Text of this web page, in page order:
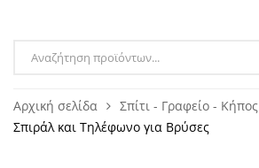
Products
Αρχική σελίδα Σπίτι - Γραφείο - Κήπος
Σπιράλ και Τηλέφωνο για Βρύσες